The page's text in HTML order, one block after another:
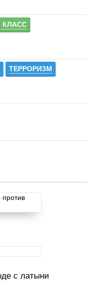
КЛАСС
ТЕРРОРИЗМ
с латыни